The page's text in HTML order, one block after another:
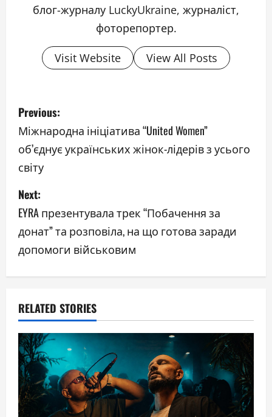
блог-журналу LuckyUkraine, журналіст,
фоторепортер.
Visit Website View All Posts
P
o
s
t
n
a
v
i
g
a
t
i
Previous:
Міжнародна ініціатива “United Women”
об’єднує українських жінок-лідерів з усього
світу
Next:
EYRA презентувала трек “Побачення за
донат” та розповіла, на що готова заради
допомоги військовим
RELATED STORIES